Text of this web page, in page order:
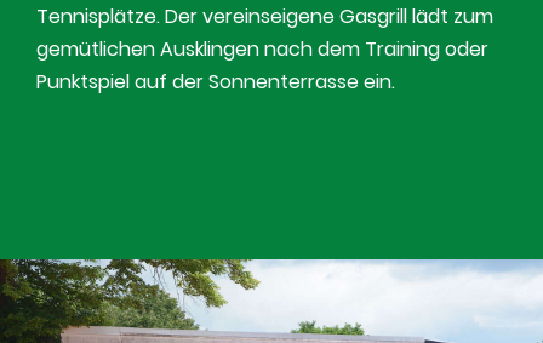
Tennisplätze. Der vereinseigene Gasgrill lädt zum
gemütlichen Ausklingen nach dem Training oder
Punktspiel auf der Sonnenterrasse ein.